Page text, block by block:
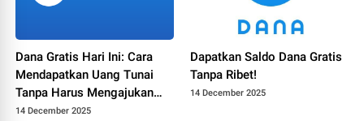
Dana Gratis Hari Ini: Cara
Mendapatkan Uang Tunai
Tanpa Harus Mengajukan
Kredit
14 December 2025
Dapatkan Saldo Dana Gratis
Tanpa Ribet!
14 December 2025